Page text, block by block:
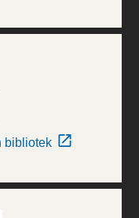
bibliotek